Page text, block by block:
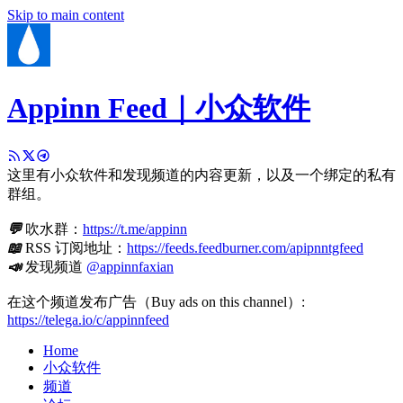
Skip to main content
Appinn Feed｜小众软件
这里有小众软件和发现频道的内容更新，以及一个绑定的私有
群组。
💬吹水群： https://t.me/appinn
📖RSS 订阅地址： https://feeds.feedburner.com/apipnntgfeed
📣发现频道 @appinnfaxian
在这个频道发布广告（Buy ads on this channel）:
https://telega.io/c/appinnfeed
Home
小众软件
频道